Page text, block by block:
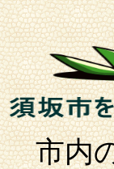
市内の